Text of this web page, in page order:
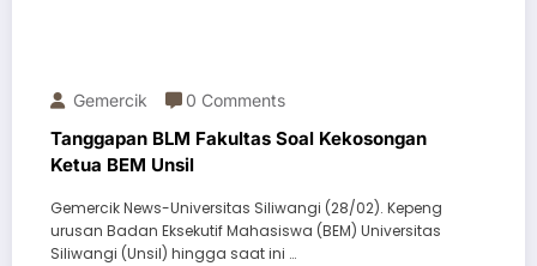
Gemercik 0 Comments
Tanggapan BLM Fakultas Soal Kekosongan
Ketua BEM Unsil
Gemercik News-Universitas Siliwangi (28/02). Kepeng
urusan Badan Eksekutif Mahasiswa (BEM) Universitas
Siliwangi (Unsil) hingga saat ini …